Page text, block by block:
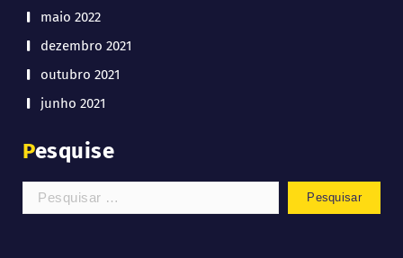
maio 2022
dezembro 2021
outubro 2021
junho 2021
Pesquise